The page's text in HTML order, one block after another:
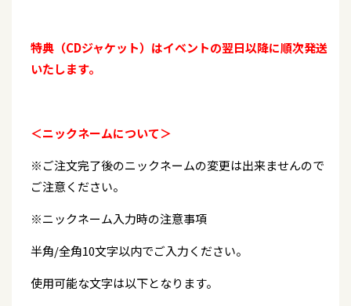
特典（CDジャケット）はイベントの翌日以降に順次発送
いたします。
＜ニックネームについて＞
※ご注文完了後のニックネームの変更は出来ませんので
ご注意ください。
※ニックネーム入力時の注意事項
半角/全角10文字以内でご入力ください。
使用可能な文字は以下となります。